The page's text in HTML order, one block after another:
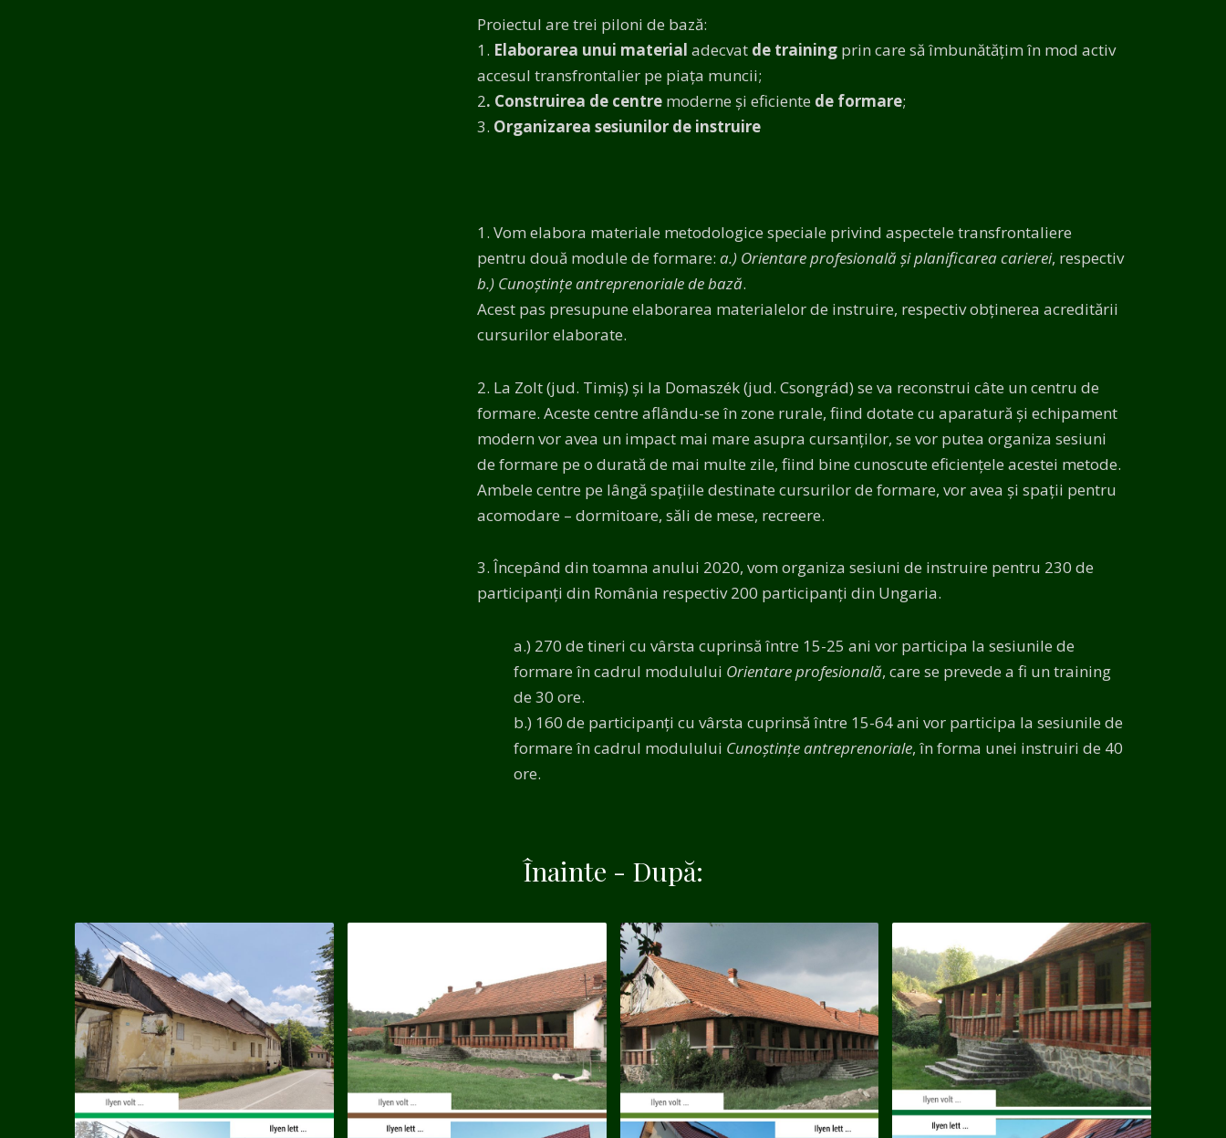
Proiectul are trei piloni de bază:
1. Elaborarea unui material adecvat de training prin care să îmbunătățim în mod activ
accesul transfrontalier pe piața muncii;
2. Construirea de centre moderne și eficiente de formare;
3. Organizarea sesiunilor de instruire
1. Vom elabora materiale metodologice speciale privind aspectele transfrontaliere
pentru două module de formare: a.) Orientare profesională și planificarea carierei, respectiv
b.) Cunoștințe antreprenoriale de bază.
Acest pas presupune elaborarea materialelor de instruire, respectiv obținerea acreditării
cursurilor elaborate.
2. La Zolt (jud. Timiș) și la Domaszék (jud. Csongrád) se va reconstrui câte un centru de
formare. Aceste centre aflându-se în zone rurale, fiind dotate cu aparatură și echipament
modern vor avea un impact mai mare asupra cursanților, se vor putea organiza sesiuni
de formare pe o durată de mai multe zile, fiind bine cunoscute eficiențele acestei metode.
Ambele centre pe lângă spațiile destinate cursurilor de formare, vor avea și spații pentru
acomodare – dormitoare, săli de mese, recreere.
3. Începând din toamna anului 2020, vom organiza sesiuni de instruire pentru 230 de
participanți din România respectiv 200 participanți din Ungaria.
a.) 270 de tineri cu vârsta cuprinsă între 15-25 ani vor participa la sesiunile de
formare în cadrul modulului Orientare profesională, care se prevede a fi un training
de 30 ore.
b.) 160 de participanți cu vârsta cuprinsă între 15-64 ani vor participa la sesiunile de
formare în cadrul modulului Cunoștințe antreprenoriale, în forma unei instruiri de 40
ore.
Înainte - După: